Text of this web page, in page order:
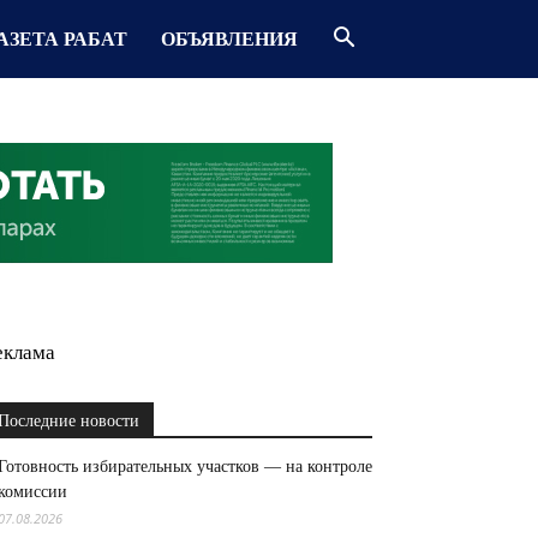
РАБАТ ОБЪЯВЛЕНИЯ
новости
избирательных участков — на контроле